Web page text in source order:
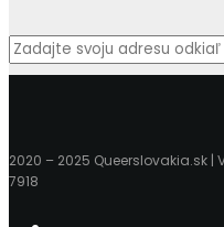
2020 – 2025 Queerslovakia.sk |
7918